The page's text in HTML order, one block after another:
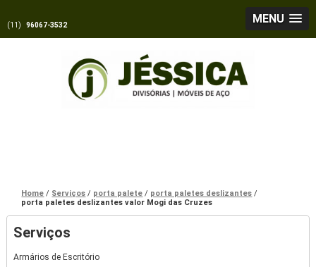
MENU
(11) 96067-3532
Home Serviços porta palete
porta paletes deslizantes
porta paletes deslizantes valor Mogi das Cruzes
Serviços
Armários de Escritório